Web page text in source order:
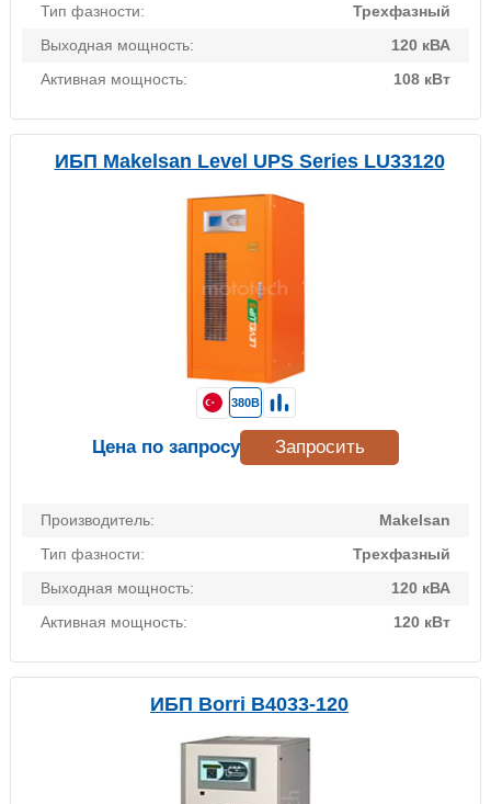
Тип фазности:
Трехфазный
Выходная мощность:
120 кВА
Активная мощность:
108 кВт
ИБП Makelsan Level UPS Series LU33120
Производитель:
Makelsan
Тип фазности:
Трехфазный
Выходная мощность:
120 кВА
Активная мощность:
120 кВт
380В
Цена по запросу Запросить
ИБП Borri B4033-120